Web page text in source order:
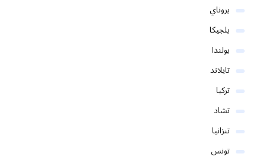
بروناي
بلجيكا
بولندا
تايلاند
تركيا
تشاد
تنزانيا
تونس